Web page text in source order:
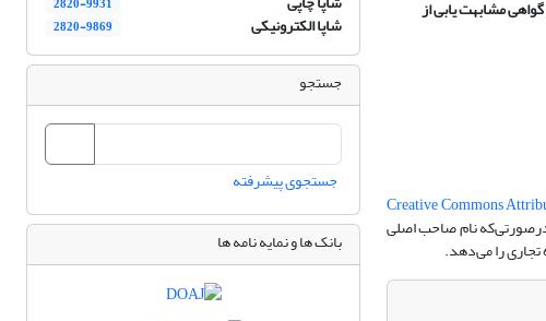
مشابهت یابی از
Creative Commons
درصورتی‌که نام صاحب اصلی
تجاری را می‌دهد.
2820-9931
شاپا الکترونیکی 2820-9869
جستجو
جستجوی پیشرفته
بانک ها و نمایه نامه ها